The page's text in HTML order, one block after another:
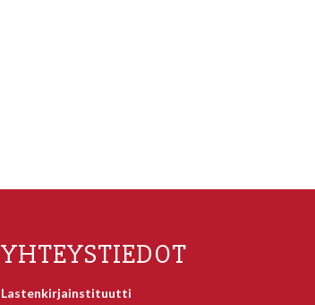
YHTEYSTIEDOT
Lastenkirjainstituutti